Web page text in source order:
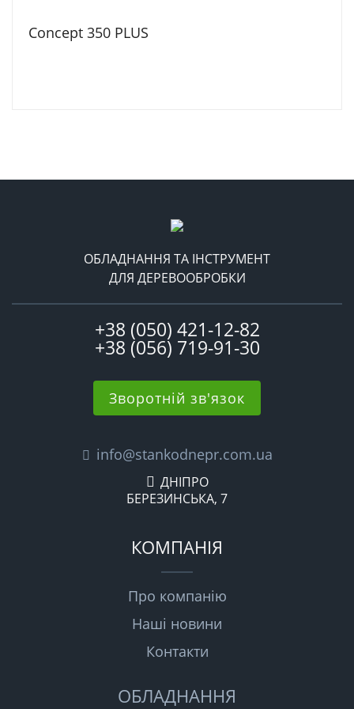
Concept 350 PLUS
ОБЛАДНАННЯ ТА ІНСТРУМЕНТ
ДЛЯ ДЕРЕВООБРОБКИ
+38 (050) 421-12-82
+38 (056) 719-91-30
Зворотній зв'язок
info@stankodnepr.com.ua
ДНІПРО
БЕРЕЗИНСЬКА, 7
КОМПАНІЯ
Про компанію
Наші новини
Контакти
ОБЛАДНАННЯ